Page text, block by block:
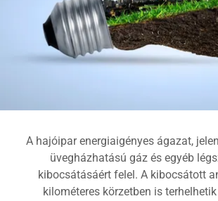
A hajóipar energiaigényes ágazat,
üvegházhatású gáz és egyéb
kibocsátásáért felel. A kibocsátott
kilométeres körzetben is